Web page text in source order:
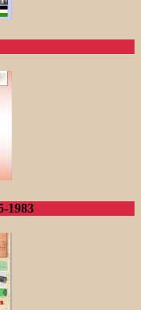
1983